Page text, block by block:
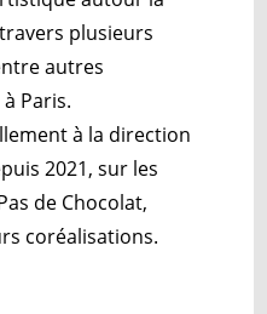
plusieurs
autres
Paris.
à la direction
2021, sur les
de Chocolat,
coréalisations.